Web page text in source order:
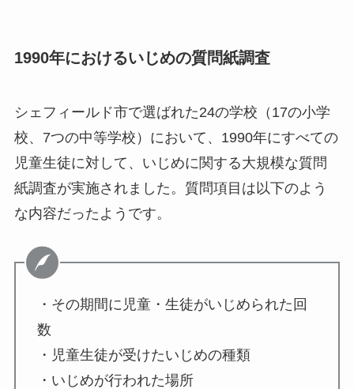
1990年におけるいじめの質問紙調査
シェフィールド市で選ばれた24の学校（17の小学
校、7つの中等学校）において、1990年にすべての
児童生徒に対して、いじめに関する大規模な質問
紙調査が実施されました。質問項目は以下のよう
な内容だったようです。
・その期間に児童・生徒がいじめられた回
数
・児童生徒が受けたいじめの種類
・いじめが行われた場所